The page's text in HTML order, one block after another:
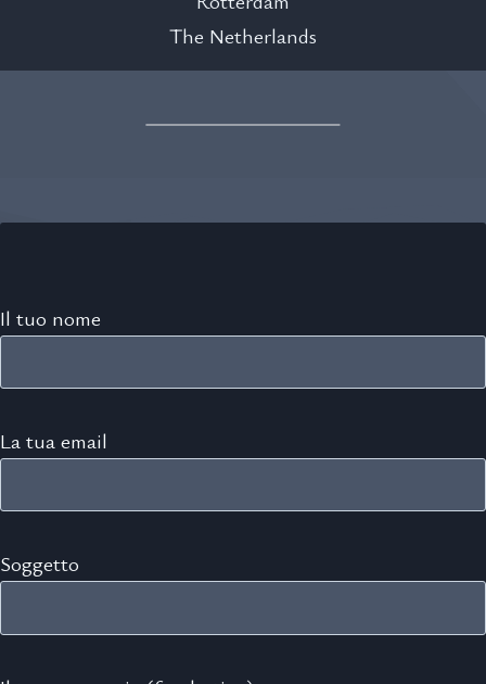
The Netherlands
Il tuo nome
La tua email
Soggetto